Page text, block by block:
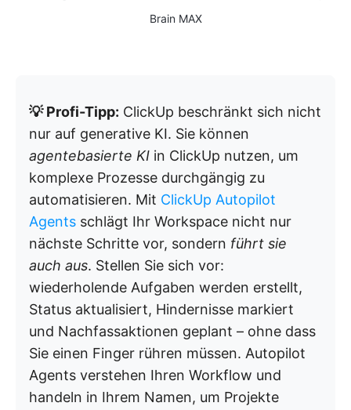
Brain MAX
💡 Profi-Tipp: ClickUp beschränkt sich nicht
nur auf generative KI. Sie können
agentebasierte KI in ClickUp nutzen, um
komplexe Prozesse durchgängig zu
automatisieren. Mit ClickUp Autopilot
Agents schlägt Ihr Workspace nicht nur
nächste Schritte vor, sondern führt sie
auch aus. Stellen Sie sich vor:
wiederholende Aufgaben werden erstellt,
Status aktualisiert, Hindernisse markiert
und Nachfassaktionen geplant – ohne dass
Sie einen Finger rühren müssen. Autopilot
Agents verstehen Ihren Workflow und
handeln in Ihrem Namen, um Projekte